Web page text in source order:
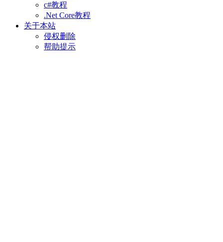
c#教程
.Net Core教程
关于本站
侵权删除
帮助提示